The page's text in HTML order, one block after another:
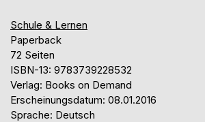
Schule & Lernen
Paperback
72 Seiten
ISBN-13: 9783739228532
Verlag: Books on Demand
Erscheinungsdatum: 08.01.2016
Sprache: Deutsch